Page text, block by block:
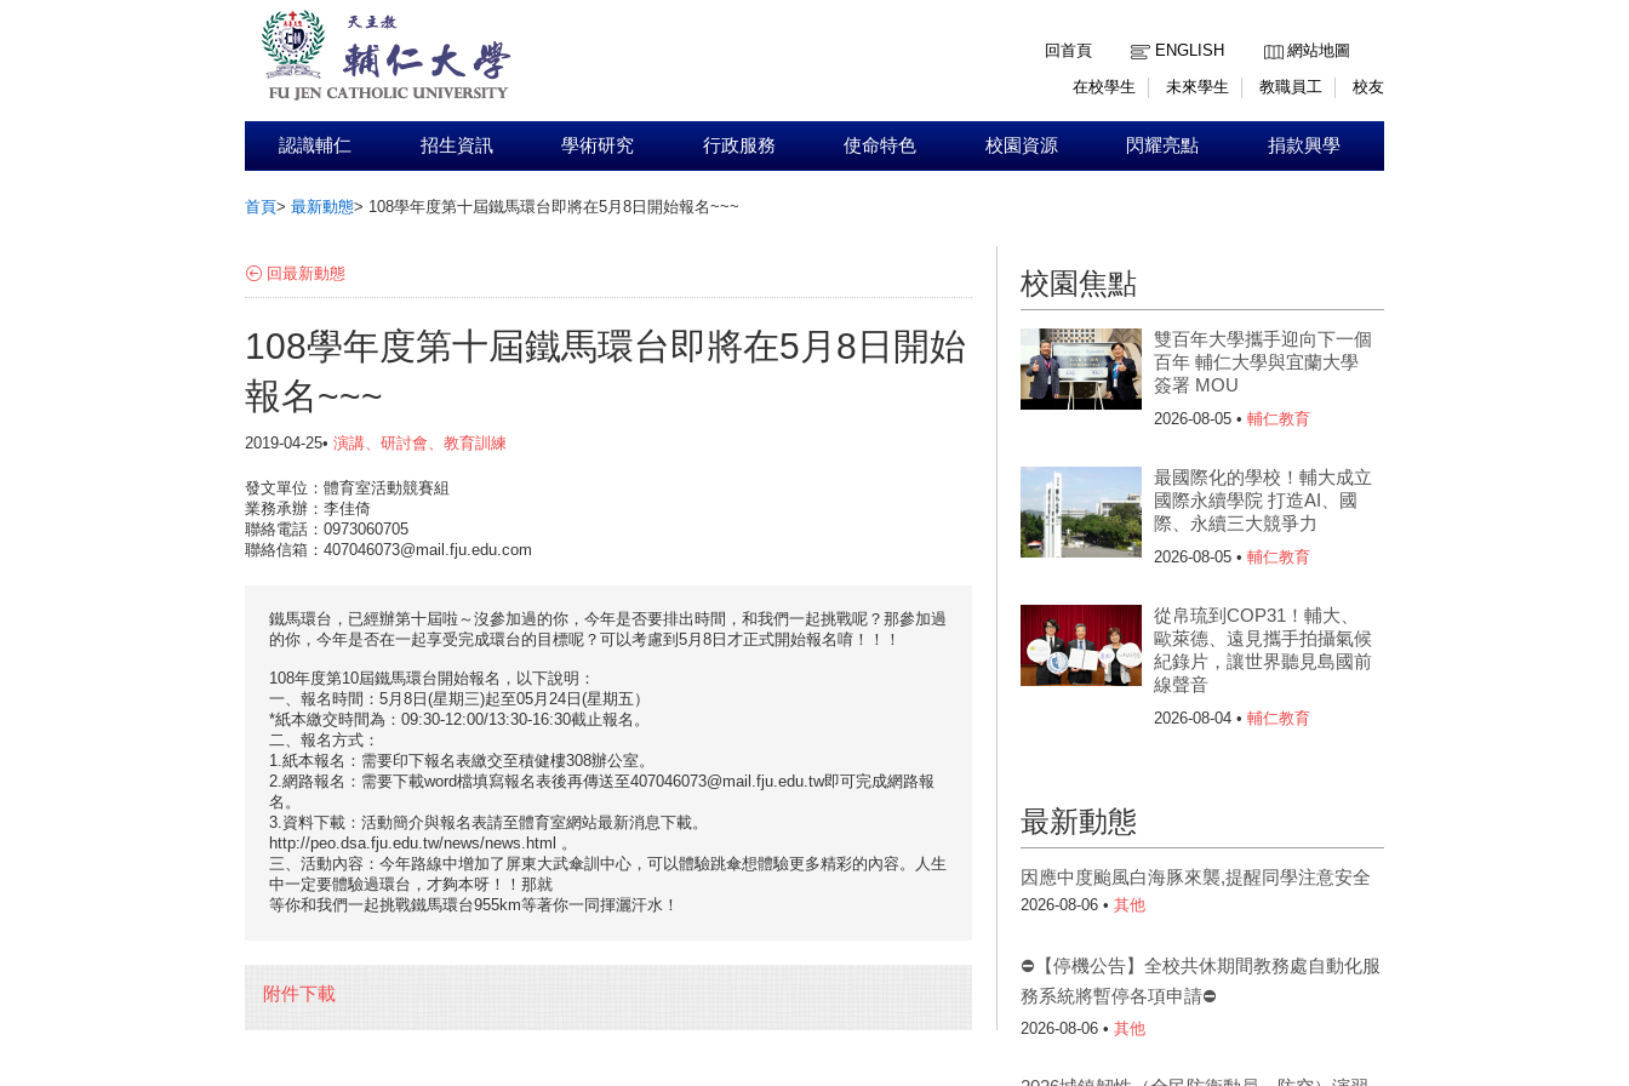
回首頁
ENGLISH
網站地圖
在校學生
未來學生 教職員工 校友
認識輔仁 招生資訊 學術研究 行政服務 使命特色 校園資源 閃耀亮點 捐款興學
首頁> 最新動態> 108學年度第十屆鐵馬環台即將在5月8日開始報名~~~
回最新動態
108學年度第十屆鐵馬環台即將在5月8日開始
報名~~~
2019-04-25• 演講、研討會、教育訓練
發文單位：體育室活動競賽組
業務承辦：李佳倚
聯絡電話：0973060705
聯絡信箱：407046073@mail.fju.edu.com
鐵馬環台，已經辦第十屆啦～沒參加過的你，今年是否要排出時間，和我們一起挑戰呢？那參加過
的你，今年是否在一起享受完成環台的目標呢？可以考慮到5月8日才正式開始報名唷！！！
108年度第10屆鐵馬環台開始報名，以下說明：
一、報名時間：5月8日(星期三)起至05月24日(星期五）
*紙本繳交時間為：09:30-12:00/13:30-16:30截止報名。
二、報名方式：
1.紙本報名：需要印下報名表繳交至積健樓308辦公室。
2.網路報名：需要下載word檔填寫報名表後再傳送至407046073@mail.fju.edu.tw即可完成網路報
名。
3.資料下載：活動簡介與報名表請至體育室網站最新消息下載。
http://peo.dsa.fju.edu.tw/news/news.html 。
三、活動內容：今年路線中增加了屏東大武傘訓中心，可以體驗跳傘想體驗更多精彩的內容。人生
中一定要體驗過環台，才夠本呀！！那就
等你和我們一起挑戰鐵馬環台955km等著你一同揮灑汗水！
附件下載
校園焦點
雙百年大學攜手迎向下一個
百年 輔仁大學與宜蘭大學
簽署 MOU
2026-08-05 • 輔仁教育
最國際化的學校！輔大成立
國際永續學院 打造AI、國
際、永續三大競爭力
2026-08-05 • 輔仁教育
從帛琉到COP31！輔大、
歐萊德、遠見攜手拍攝氣候
紀錄片，讓世界聽見島國前
線聲音
2026-08-04 • 輔仁教育
最新動態
因應中度颱風白海豚來襲,提醒同學注意安全
2026-08-06 • 其他
⛔【停機公告】全校共休期間教務處自動化服
務系統將暫停各項申請⛔
2026-08-06 • 其他